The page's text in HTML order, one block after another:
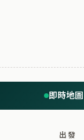
即時地圖
出發